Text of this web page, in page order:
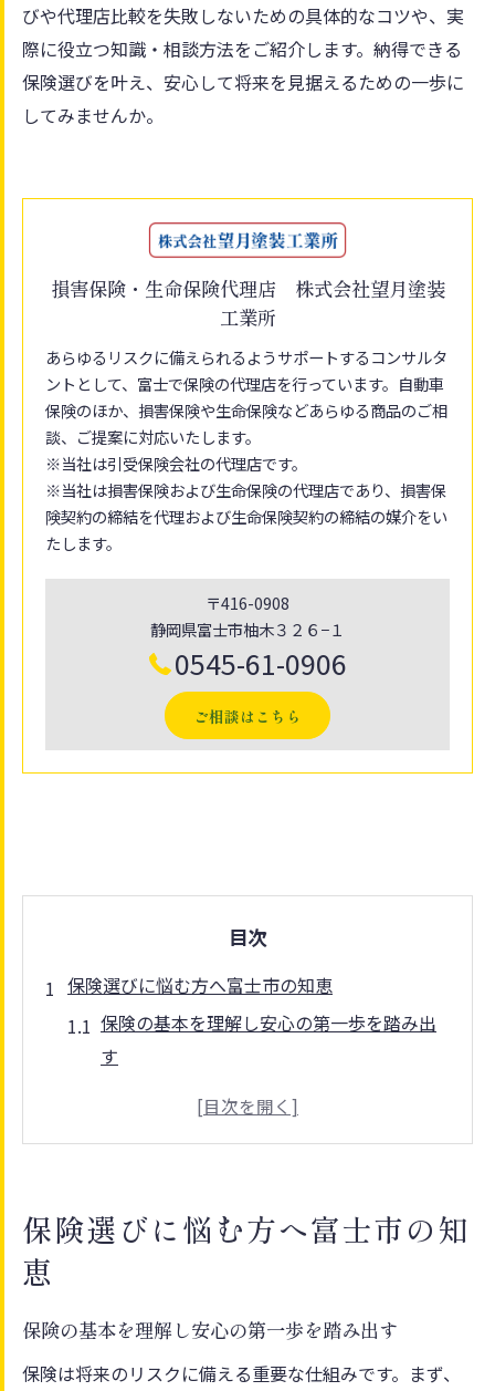
びや代理店比較を失敗しないための具体的なコツや、実
際に役立つ知識・相談方法をご紹介します。納得できる
保険選びを叶え、安心して将来を見据えるための一歩に
してみませんか。
損害保険・生命保険代理店 株式会社望月塗装
工業所
あらゆるリスクに備えられるようサポートするコンサルタ
ントとして、富士で保険の代理店を行っています。自動車
保険のほか、損害保険や生命保険などあらゆる商品のご相
談、ご提案に対応いたします。
※当社は引受保険会社の代理店です。
※当社は損害保険および生命保険の代理店であり、損害保
険契約の締結を代理および生命保険契約の締結の媒介をい
たします。
〒416-0908
静岡県富士市柚木３２６−１
0545-61-0906
ご相談はこちら
目次
保険選びに悩む方へ富士市の知恵
保険の基本を理解し安心の第一歩を踏み出
す
保険代理店の役割と富士市での選び方のコ
代理店ごとの保険サービス比較ポイントを
富士市で保険を選ぶ際に知っておきたい注
意点
保険選びに悩む方へ富士市の知
恵
保険の基本を理解し安心の第一歩を踏み出す
保険は将来のリスクに備える重要な仕組みです。まず、